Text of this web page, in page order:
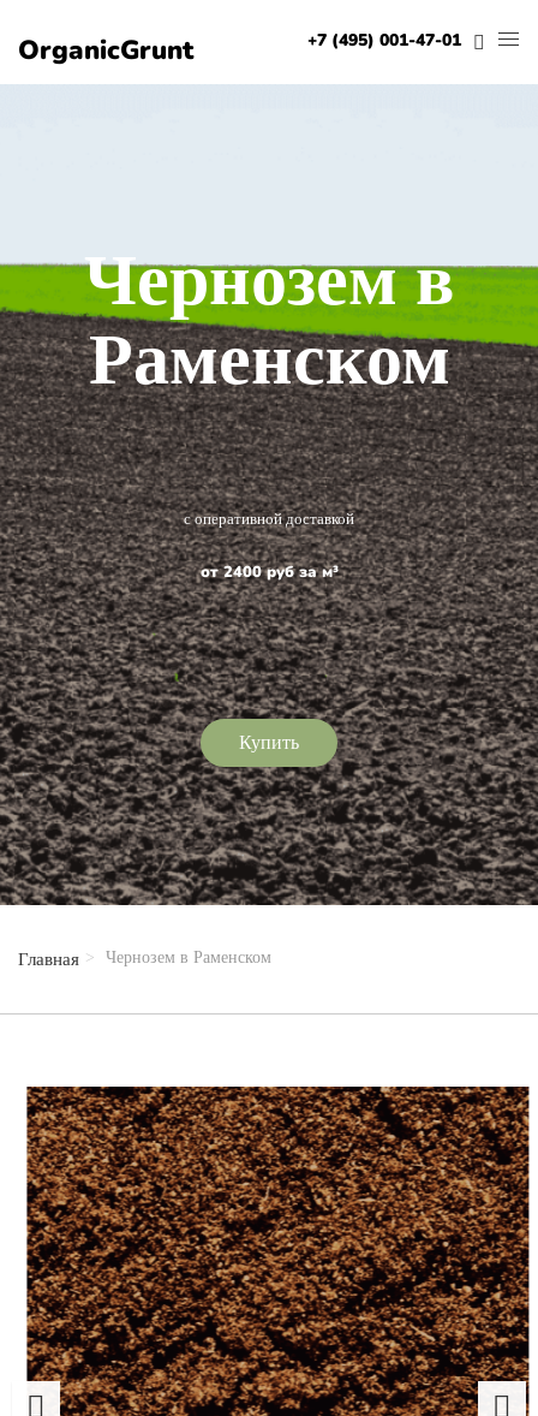
OrganicGrunt +7 (495) 001-47-01
Чернозем в
Раменском
с оперативной доставкой
от 2400 руб за м³
Купить
Главная Чернозем в Раменском